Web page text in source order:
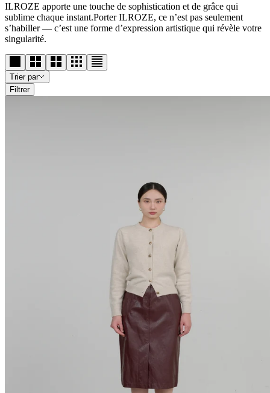
ILROZE apporte une touche de sophistication et de grâce qui
sublime chaque instant.Porter ILROZE, ce n’est pas seulement
s’habiller — c’est une forme d’expression artistique qui révèle votre
singularité.
Trier par
Filtrer